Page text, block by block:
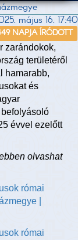
május 16. 17:40
NAPJA ÍRÓDOTT
zarándokok,
területéről
hamarabb,
és
évvel ezelőtt
olvashat
római
|
római